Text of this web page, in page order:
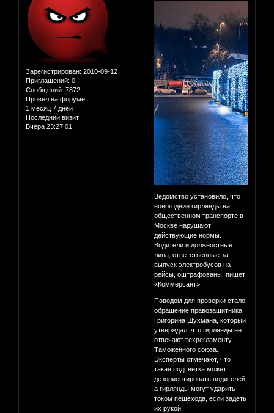
Зарегистрирован: 2010-09-12
Приглашений: 0
Сообщений: 7872
Провел на форуме:
1 месяц 7 дней
Последний визит:
Вчера 23:27:01
Ведомство установило, что
новогодние гирлянды на
общественном транспорте в
Москве нарушают
действующие нормы.
Водители и должностные
лица, ответственные за
выпуск электробусов на
рейсы, оштрафованы, пишет
«Коммерсант».
Поводом для проверки стало
обращение правозащитника
Григорина Шухмана, который
утверждал, что гирлянды не
отвечают техрегламенту
Таможенного союза.
Эксперты отмечают, что
такая подсветка может
дезориентировать водителей,
а гирлянды могут ударить
током пешехода, если задеть
их рукой.